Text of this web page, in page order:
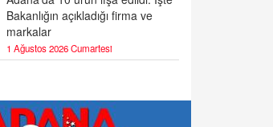
Bakanlığın açıkladığı firma ve
markalar
1 Ağustos 2026 Cumartesi